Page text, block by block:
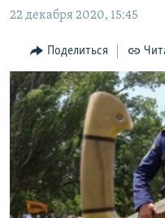
Вернутся
поиску
ИНТЕРАКТИВ
ИНФОГРАФИКА
ТЕЛЕПРОЕКТ КРЫМ.РЕАЛИИ
СОВЕТЫ
ПРОПАВШИЕ БЕЗ ВЕСТИ
ПОБЕДИТЕЛЕЙ НЕ СУДЯТ?
КРЫМ.НЕПОКОРЕННЫЙ
РАДІО СВОБОДА
КАК ОБОЙТИ
Українською
Qırımtatar
ПРИСОЕДИНЯЙТЕСЬ!
22 декабря 2020, 15:45
Поделиться